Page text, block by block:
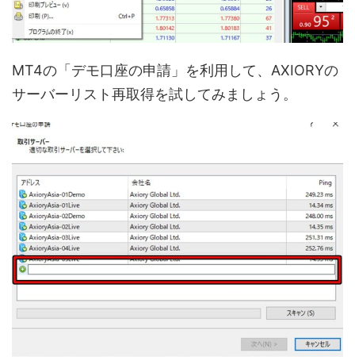
MT4の「デモ口座の申請」を利用して、AXIORYの
サーバーリスト再取得を試してみましょう。